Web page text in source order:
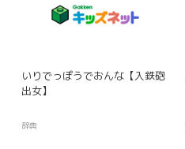
いりでっぽうでおんな【入鉄砲
出女】
辞典